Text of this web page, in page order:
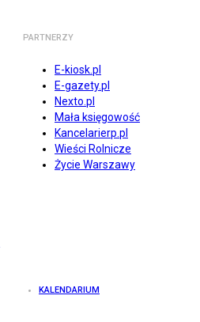
PARTNERZY
E-kiosk.pl
E-gazety.pl
Nexto.pl
Mała księgowość
Kancelarierp.pl
Wieści Rolnicze
Życie Warszawy
KALENDARIUM